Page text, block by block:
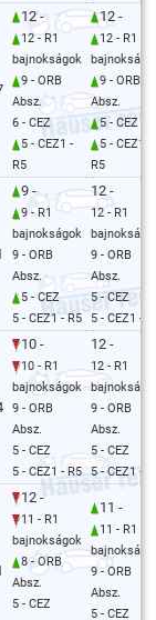
12 -
12 - R1
bajnokságok
9 - ORB
Absz.
6 - CEZ
5 - CEZ1 -
R5
12 -
12 - R1
9 - ORB
Absz.
5 - CEZ
5 - CEZ1 -
R5
9 -
9 - R1
bajnokságok
9 - ORB
Absz.
5 - CEZ
5 - CEZ1 - R5
12 -
12 - R1
9 - ORB
Absz.
5 - CEZ
5 - CEZ1 -
10 -
10 - R1
bajnokságok
9 - ORB
Absz.
5 - CEZ
5 - CEZ1 - R5
12 -
12 - R1
9 - ORB
Absz.
5 - CEZ
5 - CEZ1 -
12 -
11 - R1
bajnokságok
8 - ORB
Absz.
5 - CEZ
11 -
11 - R1
9 - ORB
Absz.
5 - CEZ